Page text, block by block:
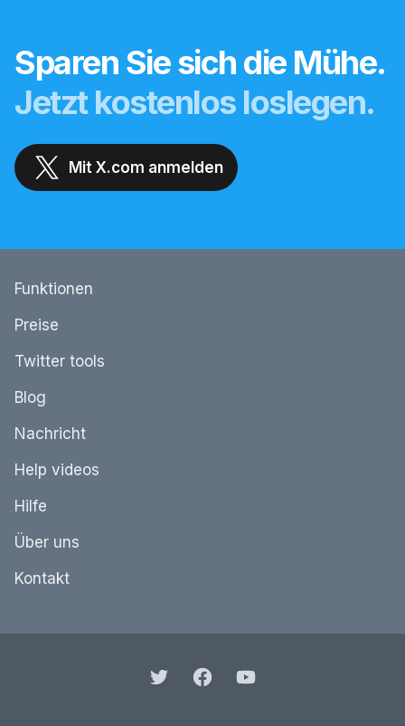
Sparen Sie sich die Mühe.
Jetzt kostenlos loslegen.
Mit X.com anmelden
Funktionen
Preise
Twitter tools
Blog
Nachricht
Help videos
Hilfe
Über uns
Kontakt